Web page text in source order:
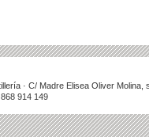
· C/ Madre Elisea Oliver
914 149